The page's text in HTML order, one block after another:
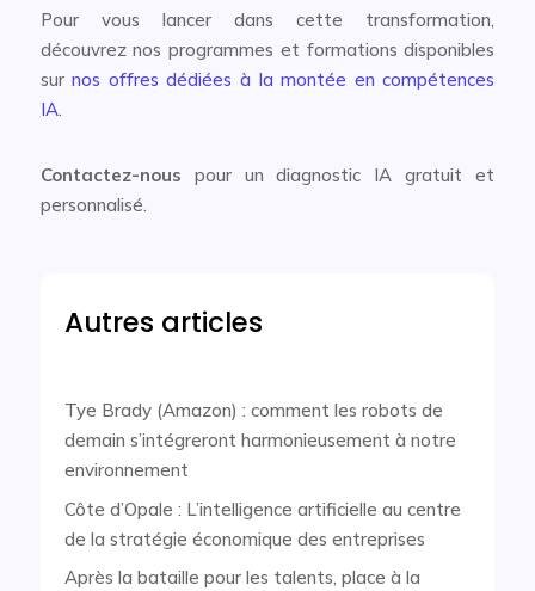
Pour vous lancer dans cette transformation,
découvrez nos programmes et formations disponibles
surnos offres dédiées à la montée en compétences
IA.
Contactez-nous pour un diagnostic IA gratuit et
personnalisé.
Autres articles
Tye Brady (Amazon) : comment les robots de
demain s’intégreront harmonieusement à notre
environnement
Côte d’Opale : L’intelligence artificielle au centre
de la stratégie économique des entreprises
Après la bataille pour les talents, place à la